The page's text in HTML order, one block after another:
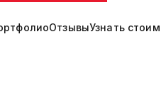
ОтзывыУзнать